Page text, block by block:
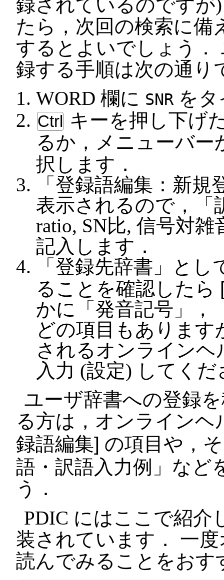
録されているのですが
たら，次回の検索に備
するとよいでしょう
録する手順は次の通り
WORD 欄に SNR を
Ctrl
キーを押し下げ
るか，メニューバ
択します．
「登録語編集：新
表示されるので，「
ratio, SN比, 信号対
記入します．
「登録先辞書」とし
ることを確認したら
かに「発音記号」，
どの項目もありま
されるオンライン
入力 (設定) してくだ
ユーザ辞書への登録
る方は，オンライン
録語編集 の項目や，
語・訳語入力例」など
う．
PDIC にはここで紹介
装されています． 一
読んでみることをおす